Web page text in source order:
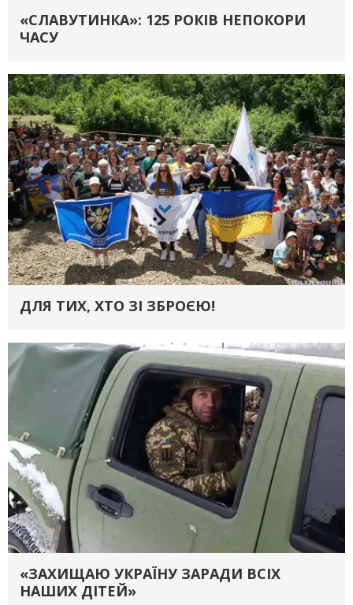
«СЛАВУТИНКА»: 125 РОКІВ НЕПОКОРИ
ЧАСУ
ДЛЯ ТИХ, ХТО ЗІ ЗБРОЄЮ!
«ЗАХИЩАЮ УКРАЇНУ ЗАРАДИ ВСІХ
НАШИХ ДІТЕЙ»